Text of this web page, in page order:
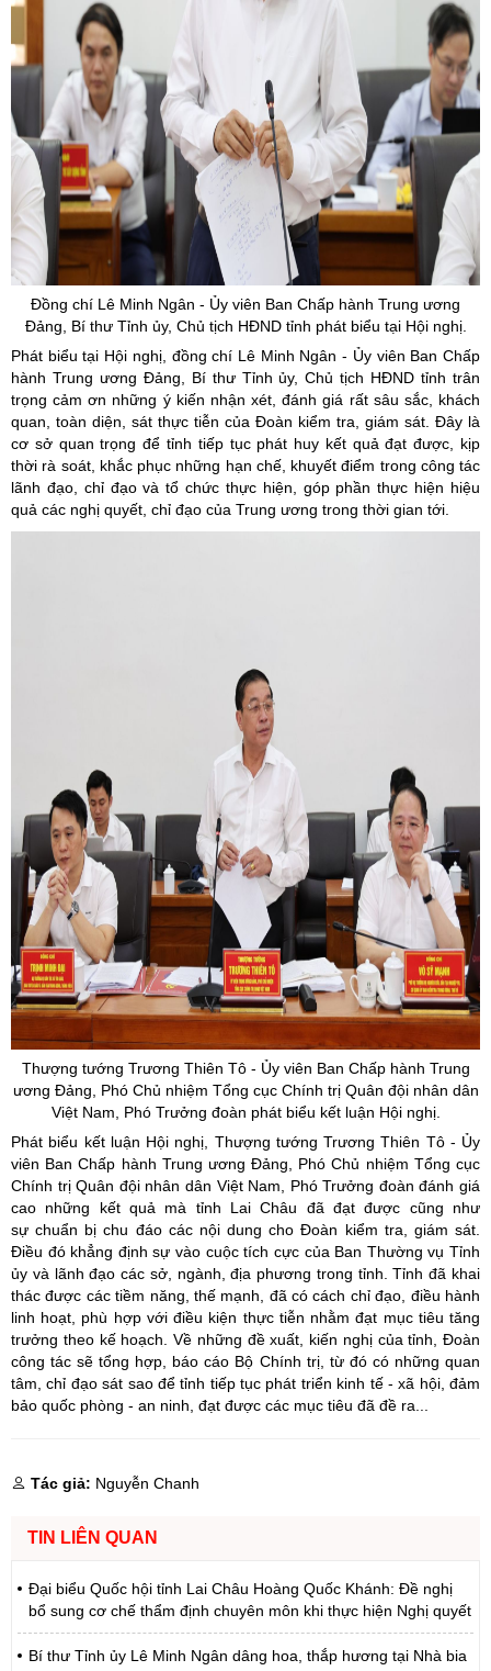
Đồng chí Lê Minh Ngân - Ủy viên Ban Chấp hành Trung ương
Đảng, Bí thư Tỉnh ủy, Chủ tịch HĐND tỉnh phát biểu tại Hội nghị.
Phát biểu tại Hội nghị, đồng chí Lê Minh Ngân - Ủy viên Ban Chấp
hành Trung ương Đảng, Bí thư Tỉnh ủy, Chủ tịch HĐND tỉnh trân
trọng cảm ơn những ý kiến nhận xét, đánh giá rất sâu sắc, khách
quan, toàn diện, sát thực tiễn của Đoàn kiểm tra, giám sát. Đây là
cơ sở quan trọng để tỉnh tiếp tục phát huy kết quả đạt được, kịp
thời rà soát, khắc phục những hạn chế, khuyết điểm trong công tác
lãnh đạo, chỉ đạo và tổ chức thực hiện, góp phần thực hiện hiệu
quả các nghị quyết, chỉ đạo của Trung ương trong thời gian tới.
Thượng tướng Trương Thiên Tô - Ủyviên Ban Chấp hành Trung
ương Đảng, Phó Chủ nhiệm Tổng cục Chính trị Quân đội nhân dân
Việt Nam, Phó Trưởng đoàn phát biểu kết luận Hội nghị.
Phát biểu kết luận Hội nghị, Thượng tướng Trương Thiên Tô - Ủy
viên Ban Chấp hành Trung ương Đảng, Phó Chủ nhiệm Tổng cục
Chính trị Quân đội nhân dân Việt Nam, Phó Trưởng đoàn đánh giá
cao những kết quả mà tỉnh Lai Châu đã đạt được cũng như
sự chuẩn bị chu đáo các nội dung cho Đoàn kiểm tra, giám sát.
Điều đó khẳng định sự vào cuộc tích cực của Ban Thường vụ Tỉnh
ủy và lãnh đạo các sở, ngành, địa phương trong tỉnh. Tỉnh đã khai
thác được các tiềm năng, thế mạnh, đã có cách chỉ đạo, điều hành
linh hoạt, phù hợp với điều kiện thực tiễn nhằm đạt mục tiêu tăng
trưởng theo kế hoạch. Về những đề xuất, kiến nghị của tỉnh, Đoàn
công tác sẽ tổng hợp, báo cáo Bộ Chính trị, từ đó có những quan
tâm, chỉ đạo sát sao để tỉnh tiếp tục phát triển kinh tế - xã hội, đảm
bảo quốc phòng - an ninh, đạt được các mục tiêu đã đề ra...
Tác giả: Nguyễn Chanh
TIN LIÊN QUAN
Đại biểu Quốc hội tỉnh Lai Châu Hoàng Quốc Khánh: Đề nghị
bổ sung cơ chế thẩm định chuyên môn khi thực hiện Nghị quyết
Bí thư Tỉnh ủy Lê Minh Ngân dâng hoa, thắp hương tại Nhà bia